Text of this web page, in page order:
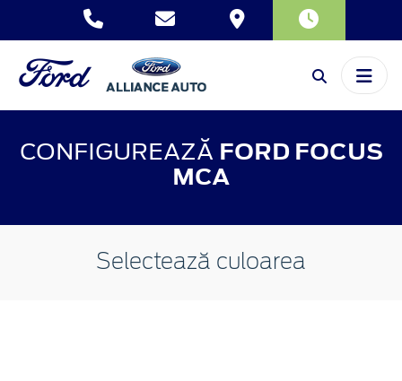
CONFIGUREAZĂ FORD FOCUS
MCA
Selectează culoarea